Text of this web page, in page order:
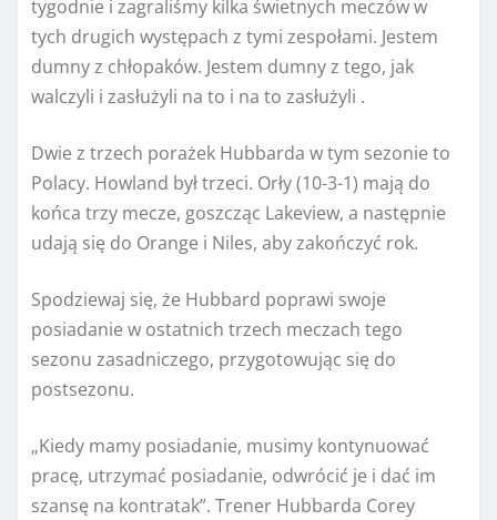
tygodnie i zagraliśmy kilka świetnych meczów w
tych drugich występach z tymi zespołami. Jestem
dumny z chłopaków. Jestem dumny z tego, jak
walczyli i zasłużyli na to i na to zasłużyli .
Dwie z trzech porażek Hubbarda w tym sezonie to
Polacy. Howland był trzeci. Orły (10-3-1) mają do
końca trzy mecze, goszcząc Lakeview, a następnie
udają się do Orange i Niles, aby zakończyć rok.
Spodziewaj się, że Hubbard poprawi swoje
posiadanie w ostatnich trzech meczach tego
sezonu zasadniczego, przygotowując się do
postsezonu.
„Kiedy mamy posiadanie, musimy kontynuować
pracę, utrzymać posiadanie, odwrócić je i dać im
szansę na kontratak”. Trener Hubbarda Corey